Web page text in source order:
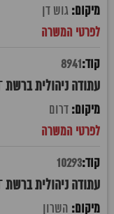
גוש דן
8941
עתודה ניהולית ברשת SUNGLASS HUT - באר שבע
דרום
10293
עתודה ניהולית ברשת SUNGLASS HUT - כפר סבא
השרון